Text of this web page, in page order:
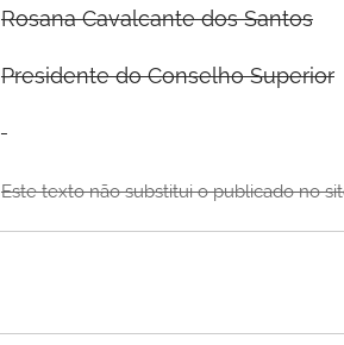
Rosana Cavalcante dos Santos
Presidente do Conselho Superior
Este texto não substitui o publicado no